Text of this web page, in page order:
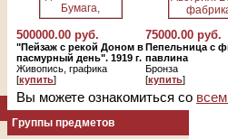
500000.00 руб.
"Пейзаж с рекой Доном в
пасмурный день". 1919 г.
Живопись, графика
[купить]
75000.00 руб.
Пепельница с
павлина
Бронза
[купить]
Вы можете ознакомиться со
Группы предметов